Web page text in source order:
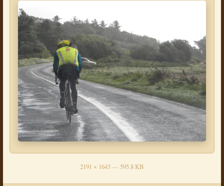
2191 × 1643 — 595.8 KB